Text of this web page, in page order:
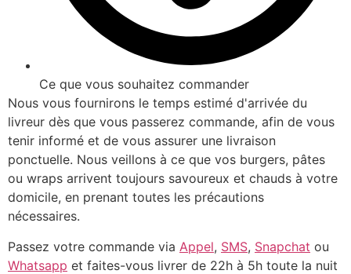
Ce que vous souhaitez commander
Nous vous fournirons le temps estimé d'arrivée du
livreur dès que vous passerez commande, afin de vous
tenir informé et de vous assurer une livraison
ponctuelle. Nous veillons à ce que vos burgers, pâtes
ou wraps arrivent toujours savoureux et chauds à votre
domicile, en prenant toutes les précautions
nécessaires.
Passez votre commande via Appel, SMS, Snapchat ou
Whatsapp et faites-vous livrer de 22h à 5h toute la nuit